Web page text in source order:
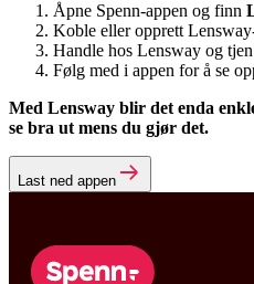
Åpne Spenn-appen og finn
Koble eller opprett
Handle hos Lensway og
Følg med i appen for å se
Med Lensway blir det enda
se bra ut mens du gjør det.
Last ned appen